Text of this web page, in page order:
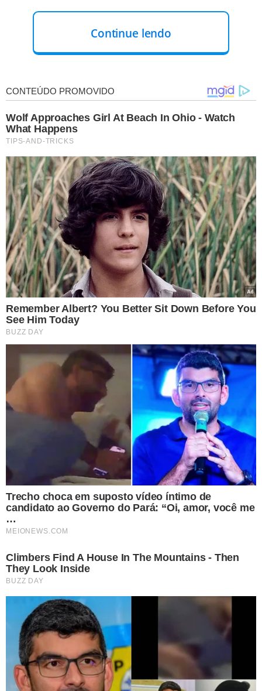
Brigadista Combatente (10 vagas)
Chefe de Esquadrão (2 vagas)
Chefe de Brigada (1 vaga)
A jornada de trabalho é de 40 horas semanais, em
horários, turnos e escalas a serem definidos.
conforme o cargo, além de adicional de periculosidade
de 30% sobre o valor da remuneração mensal.
As inscrições serão realizadas presencialmente, até o
dia 10 de julho de 2026 , das 7h30 às 12h30, na sede da
Secretaria de Meio Ambiente de Ribeiro Gonçalves. Não
haverá cobrança de taxa de inscrição.
ACESSE O EDITAL
A seleção será feita em duas etapas: análise curricular
(eliminatória e classificatória) e teste de aptidão física
(TAF) junto com teste de habilidade no uso de
ferramentas agrícolas (THUFA), também de caráter
classificatório e eliminatório.
O processo seletivo terá validade de até 6 meses.
(Com informações do PCI Concursos)
Continue lendo